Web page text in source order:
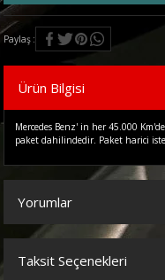
Paylaş
Ürün Bilgisi
Mercedes Benz' in her 45.000
paket dahilindedir. Paket harici
Yorumlar
Bu
Taksit Seçenekleri